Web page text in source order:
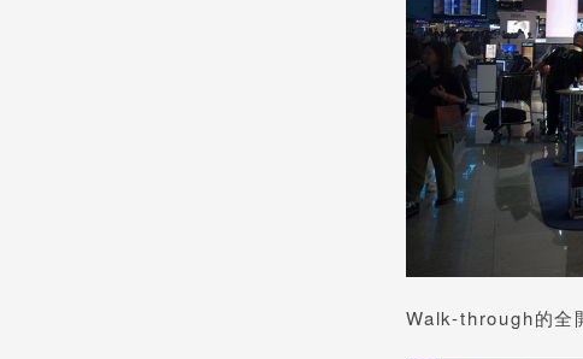
Walk-through的全